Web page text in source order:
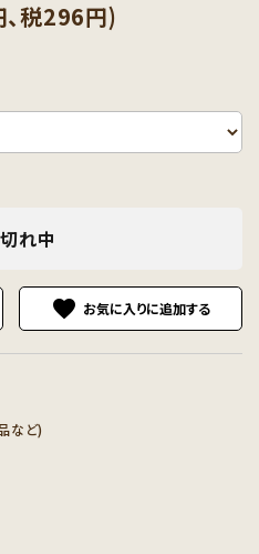
税296円)
れ中
favorite
など)